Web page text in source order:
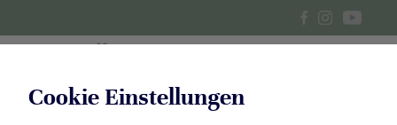
Cookie Einstellungen